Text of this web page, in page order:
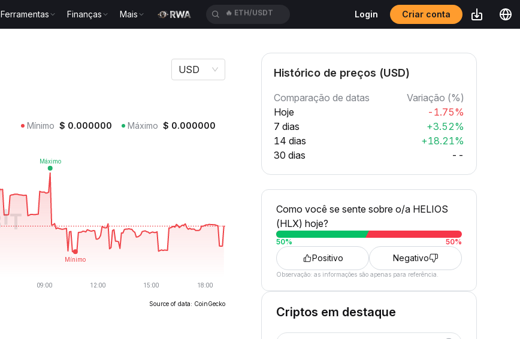
Ferramentas Finanças Mais 🔥 SPCXUSDT Login Criar conta
USD
Mínimo $ 0.000000 Máximo $ 0.000000
Source of data: CoinGecko
Histórico de preços (USD)
Comparação de datas
Variação (%)
Hoje
-1.75%
7 dias
+3.52%
14 dias
+18.21%
30 dias
--
Como você se sente sobre o/a HELIOS
(HLX) hoje?
50% 50%
Positivo Negativo
Observação: as informações são apenas para referência.
Criptos em destaque